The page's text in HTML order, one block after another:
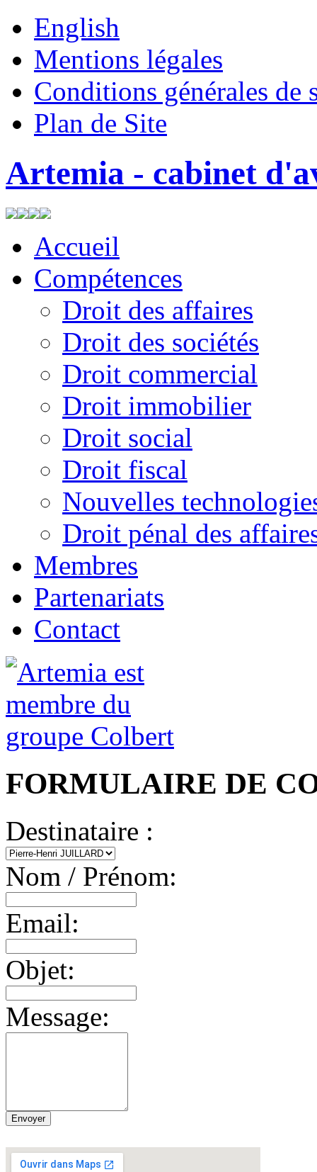
English
Mentions légales
Conditions générales de
Plan de Site
Artemia - cabinet
Accueil
Compétences
Droit des affaires
Droit des sociétés
Droit commercial
Droit immobilier
Droit social
Droit fiscal
Nouvelles
Droit pénal des
Membres
Partenariats
Contact
FORMULAIRE DE
Destinataire :
Nom / Prénom:
Email:
Objet:
Message: